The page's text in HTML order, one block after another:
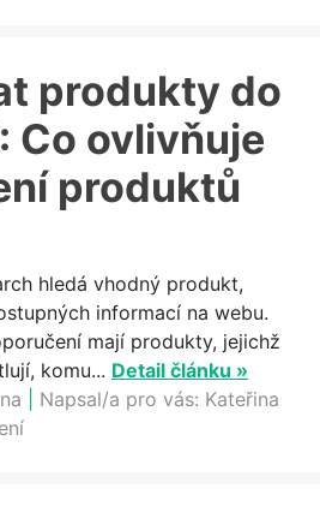
produkty do
Co ovlivňuje
produktů
hledá vhodný produkt,
informací na webu.
mají produkty, jejichž
komu... Detail článku »
Napsal/a pro vás: Kateřina